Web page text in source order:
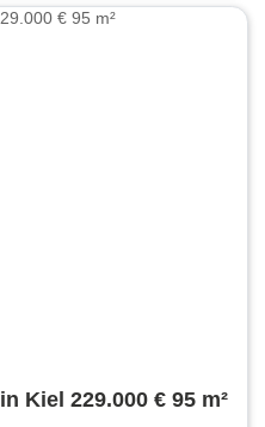
Kiel 229.000 € 95 m²